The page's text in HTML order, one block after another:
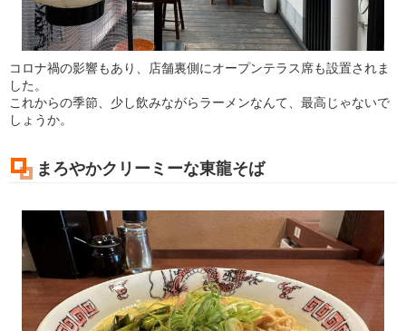
コロナ禍の影響もあり、店舗裏側にオープンテラス席も設置されま
した。
これからの季節、少し飲みながらラーメンなんて、最高じゃないで
しょうか。
まろやかクリーミーな東龍そば